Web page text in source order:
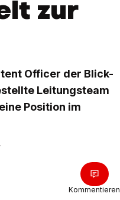
zur
Officer der Blick-
Leitungsteam
Position im
Kommentieren